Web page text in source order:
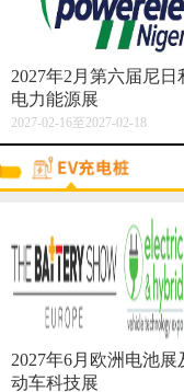
2027年2月第六届尼日
电力能源展
2027-02-16至2027-02-18
2027年6月欧洲电池展
动车科技展